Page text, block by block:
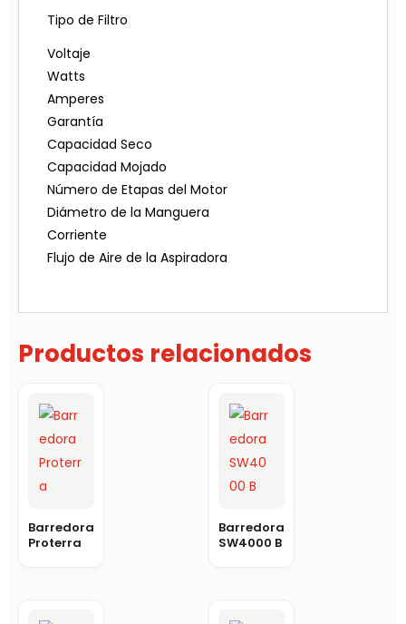
Tipo de Filtro
Voltaje
Watts
Amperes
Garantía
Capacidad Seco
Capacidad Mojado
Número de Etapas del Motor
Diámetro de la Manguera
Corriente
Flujo de Aire de la Aspiradora
Productos relacionados
Barredora
Proterra
Barredora
SW4000 B